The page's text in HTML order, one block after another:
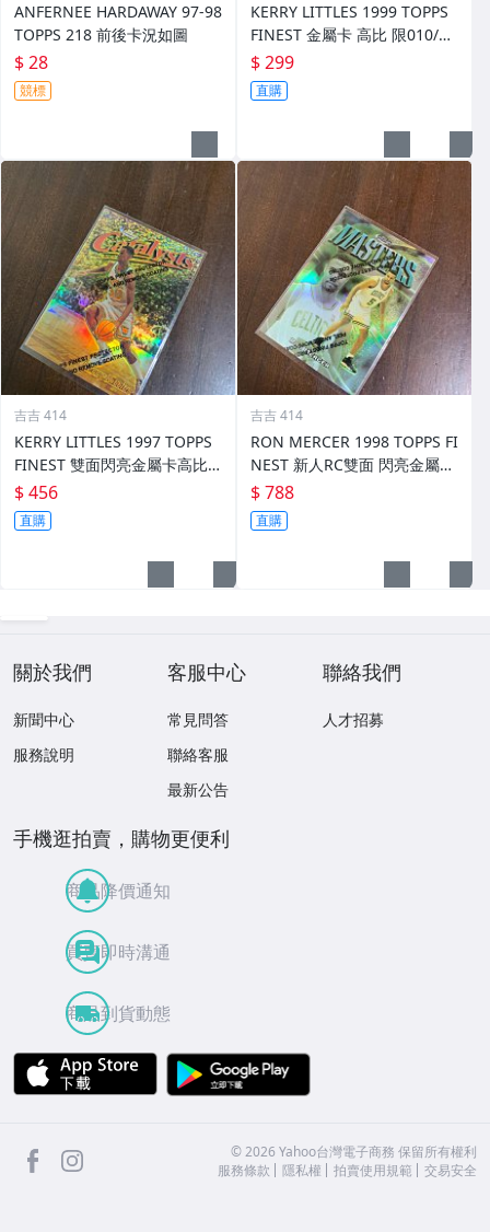
ANFERNEE HARDAWAY 97-98
TOPPS 218 前後卡況如圖
$ 28
競標
KERRY LITTLES 1999 TOPPS
FINEST 金屬卡 高比 限010/75
0 前後如圖
$ 299
直購
吉吉 414
KERRY LITTLES 1997 TOPPS
FINEST 雙面閃亮金屬卡高比 R
EF 限135/289 前後如圖
$ 456
直購
吉吉 414
RON MERCER 1998 TOPPS FI
NEST 新人RC雙面 閃亮金屬卡
REF 限002/1090 前後如圖
$ 788
直購
關於我們
新聞中心
服務說明
客服中心
常見問答
聯絡客服
最新公告
聯絡我們
人才招募
手機逛拍賣，購物更便利
商品降價通知
買賣即時溝通
商品到貨動態
APP Store
facebook ©2026 Yahoo台灣電子商務 保留所有權利
服務條款
隱私權 拍賣使用規範 交易安全